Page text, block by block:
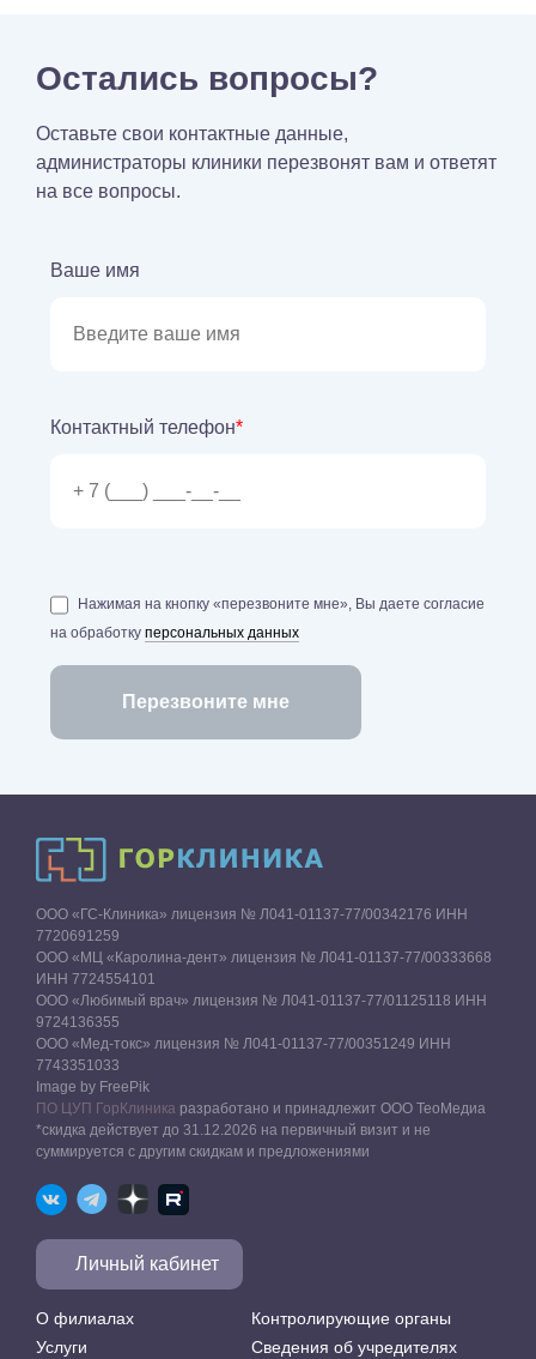
Остались вопросы?
Оставьте свои контактные данные,
администраторы клиники перезвонят вам и ответят
на все вопросы.
Ваше имя
Контактный телефон*
Нажимая на кнопку «перезвоните мне», Вы даете согласие
на обработку персональных данных
ООО «ГС-Клиника» лицензия № Л041-01137-77/00342176 ИНН
7720691259
ООО «МЦ «Каролина-дент» лицензия № Л041-01137-77/00333668
ИНН 7724554101
ООО «Любимый врач» лицензия № Л041-01137-77/01125118 ИНН
9724136355
ООО «Мед-токс» лицензия № Л041-01137-77/00351249 ИНН
7743351033
Image by FreePik
ПО ЦУП ГорКлиника разработано и принадлежит ООО ТеоМедиа
*скидка действует до 31.12.2026 на первичный визит и не
суммируется с другим скидкам и предложениями
О филиалах
Услуги
Контролирующие органы
Сведения об учредителях
Личный кабинет